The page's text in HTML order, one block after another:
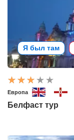
Я был там
Европа
Белфаст тур